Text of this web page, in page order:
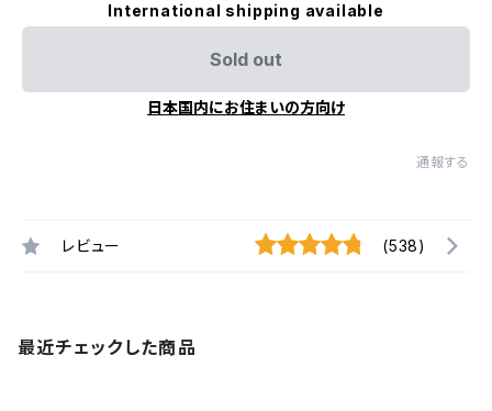
International shipping available
Sold out
日本国内にお住まいの方向け
通報する
レビュー (538)
最近チェックした商品